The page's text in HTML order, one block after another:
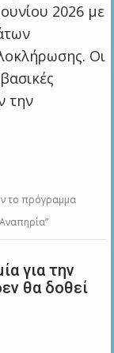
2026 με
Οι
την
το πρόγραμμα
για την
θα δοθεί